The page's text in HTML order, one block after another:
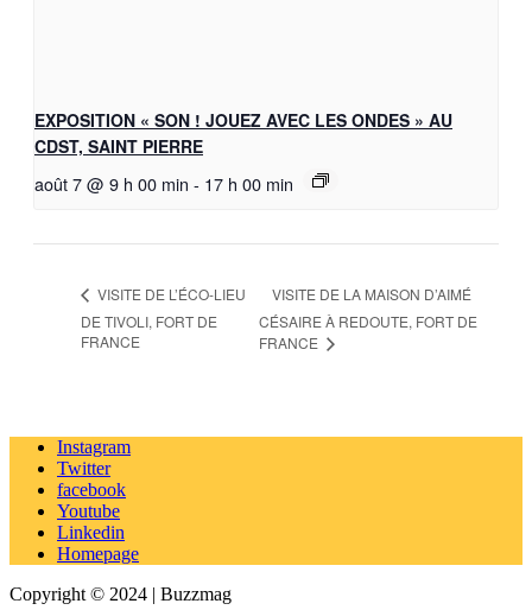
EXPOSITION « SON ! JOUEZ AVEC LES ONDES » AU
CDST, SAINT PIERRE
août 7 @ 9 h 00 min - 17 h 00 min
VISITE DE L’ÉCO-LIEU
DE TIVOLI, FORT DE
FRANCE
VISITE DE LA MAISON D’AIMÉ
CÉSAIRE À REDOUTE, FORT DE
FRANCE
Instagram
Twitter
facebook
Youtube
Linkedin
Homepage
Copyright © 2024 | Buzzmag